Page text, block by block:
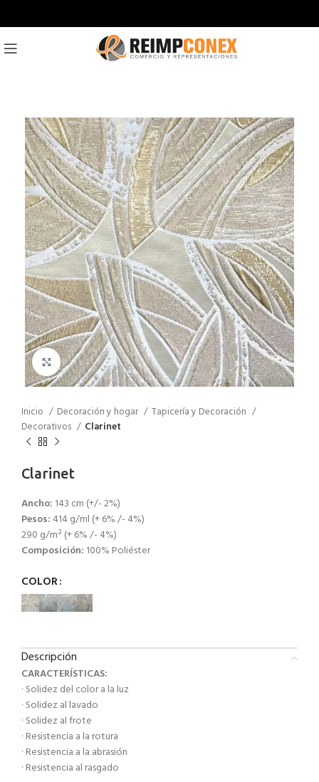
Click to enlarge
Inicio Decoración y hogar
Tapicería y Decoración
Decorativos
Clarinet
Clarinet
Ancho: 143 cm (+/- 2%)
Pesos: 414 g/ml (+ 6% /- 4%)
290 g/m² (+ 6% /- 4%)
Composición: 100% Poliéster
COLOR
Descripción
CARACTERÍSTICAS:
· Solidez del color a la luz
· Solidez al lavado
· Solidez al frote
· Resistencia a la rotura
· Resistencia a la abrasión
· Resistencia al rasgado